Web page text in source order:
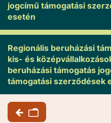
jogcímű támogatási
esetén
Regionális beruházási
kis- és
beruházási támogatás
támogatási szerződések